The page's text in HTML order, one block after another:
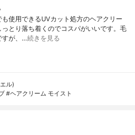
使用できるUVカット処方のヘアクリー
とり落ち着くのでコスパがいいです。毛
すが、…続きを見る
ル)
#ヘアクリーム モイスト